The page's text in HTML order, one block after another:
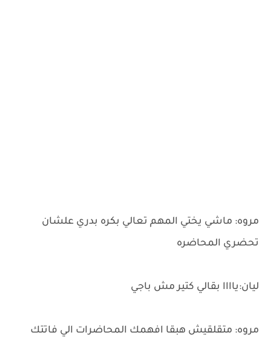
مروه: ماشي يختي المهم تعالي بكره بدري علشان
تحضري المحاضره
ليان:ياااا بقالي كتير مش باجي
مروه: متقلقيش هبقا افهمك المحاضرات الي فاتتك